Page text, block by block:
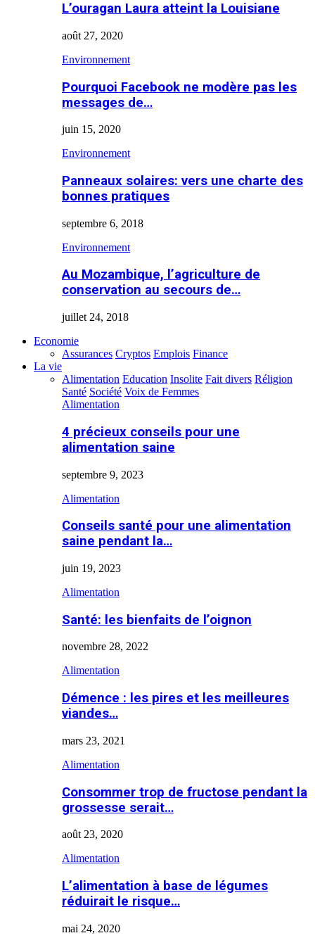
L’ouragan Laura atteint la Louisiane
août 27, 2020
Environnement
Pourquoi Facebook ne modère pas les
messages de…
juin 15, 2020
Environnement
Panneaux solaires: vers une charte des
bonnes pratiques
septembre 6, 2018
Environnement
Au Mozambique, l’agriculture de
conservation au secours de…
juillet 24, 2018
Economie
Assurances Cryptos Emplois Finance
La vie
Alimentation Education Insolite Fait divers Réligion
Santé Société Voix de Femmes
Alimentation
4 précieux conseils pour une
alimentation saine
septembre 9, 2023
Alimentation
Conseils santé pour une alimentation
saine pendant la…
juin 19, 2023
Alimentation
Santé: les bienfaits de l’oignon
novembre 28, 2022
Alimentation
Démence : les pires et les meilleures
viandes…
mars 23, 2021
Alimentation
Consommer trop de fructose pendant la
grossesse serait…
août 23, 2020
Alimentation
L’alimentation à base de légumes
réduirait le risque…
mai 24, 2020